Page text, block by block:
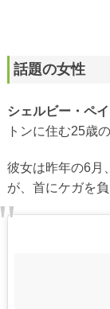
話題の女性
シェルビー・ペ
トンに住む25歳
彼女は昨年の6月
が、首にケガを